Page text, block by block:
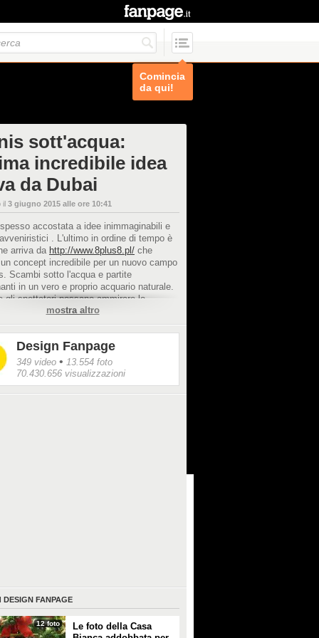
Comincia
da qui!
sott'acqua:
incredibile idea
da Dubai
il 3 giugno 2015 alle ore 10:41
accostata a idee inimmaginabili e
. L'ultimo in ordine di tempo è
arriva da http://www.8plus8.pl/ che
concept incredibile per un nuovo campo
Scambi sotto l'acqua e partite
in un vero e proprio acquario naturale.
gli spettatori possano ammirare lo
dei tennisti e quello intorno.
mostra altro
Design Fanpage
349 video • 13.554 foto
70.430.656 visualizzazioni
DESIGN FANPAGE
12 foto
Le foto della Casa